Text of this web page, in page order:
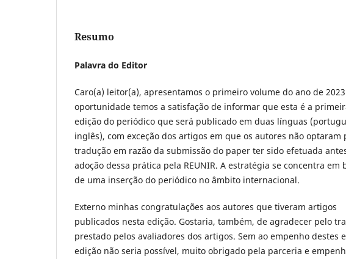
Resumo
Palavra do Editor
Caro(a) leitor(a), apresentamos o primeiro volume do ano de
oportunidade temos a satisfação de informar que esta é a
edição do periódico que será publicado em duas línguas
inglês), com exceção dos artigos em que os autores não optaram
tradução em razão da submissão do paper ter sido efetuada
adoção dessa prática pela REUNIR. A estratégia se concentra em
de uma inserção do periódico no âmbito internacional.
Externo minhas congratulações aos autores que tiveram artigos
publicados nesta edição. Gostaria, também, de agradecer pelo
prestado pelos avaliadores dos artigos. Sem ao empenho destes
edição não seria possível, muito obrigado pela parceria e